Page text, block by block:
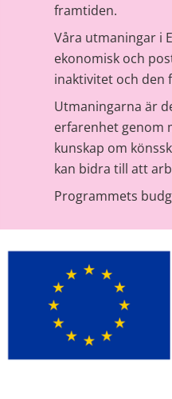
framtiden.
Våra utmaningar i
ekonomisk och
inaktivitet och den
Utmaningarna är
erfarenhet genom
kunskap om
kan bidra till att
Programmets